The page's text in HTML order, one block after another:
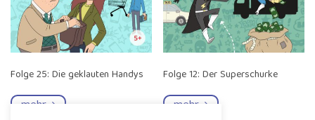
Folge 25: Die geklauten Handys
mehr
Folge 12: Der Superschurke
mehr